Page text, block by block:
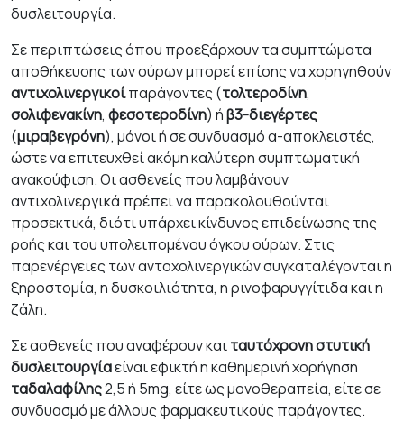
δυσλειτουργία.
Σε περιπτώσεις όπου προεξάρχουν τα συμπτώματα
αποθήκευσης των ούρων μπορεί επίσης να χορηγηθούν
αντιχολινεργικοίπαράγοντες (τολτεροδίνη,
σολιφενακίνη, φεσοτεροδίνη) ήβ3-διεγέρτες
(μιραβεγρόνη), μόνοι ή σε συνδυασμό α-αποκλειστές,
ώστε να επιτευχθεί ακόμη καλύτερη συμπτωματική
ανακούφιση. Οι ασθενείς που λαμβάνουν
αντιχολινεργικά πρέπει να παρακολουθούνται
προσεκτικά, διότι υπάρχει κίνδυνος επιδείνωσης της
ροής και του υπολειπομένου όγκου ούρων. Στις
παρενέργειες των αντοχολινεργικών συγκαταλέγονται η
ξηροστομία, η δυσκοιλιότητα, η ρινοφαρυγγίτιδα και η
ζάλη.
Σε ασθενείς που αναφέρουν καιταυτόχρονη στυτική
δυσλειτουργίαείναι εφικτή η καθημερινή χορήγηση
ταδαλαφίλης2,5 ή 5mg, είτε ως μονοθεραπεία, είτε σε
συνδυασμό με άλλους φαρμακευτικούς παράγοντες.